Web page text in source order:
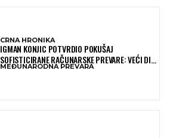
CRNA HRONIKA
IGMAN KONJIC POTVRDIO POKUŠAJ
SOFISTICIRANE RAČUNARSKE PREVARE: VEĆI DIO
NOVCA BLOKIRAN, OČEKUJE SE POVRAT
MEĐUNARODNA PREVARA